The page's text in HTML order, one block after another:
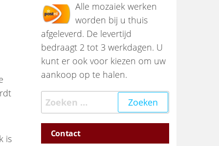
is
Alle mozaiek werken
worden bij u thuis
afgeleverd. De levertijd
bedraagt 2 tot 3 werkdagen. U
kunt er ook voor kiezen om uw
aankoop op te halen.
Zoeken naar:
Contact